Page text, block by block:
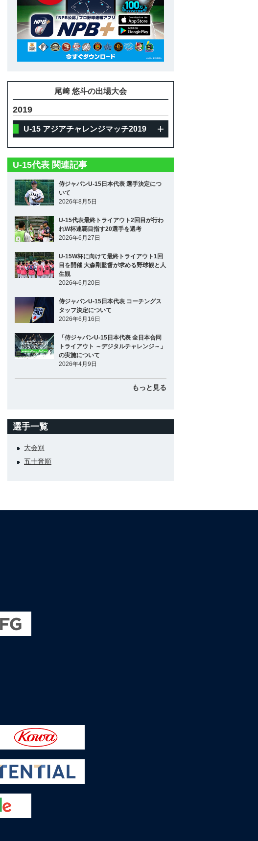
尾﨑 悠斗の出場大会
2019
U-15 アジアチャレンジマッチ2019
U-15代表 関連記事
侍ジャパンU-15日本代表 選手決定につ
いて
2026年8月5日
U-15代表最終トライアウト2回目が行わ
れW杯連覇目指す20選手を選考
2026年6月27日
U-15W杯に向けて最終トライアウト1回
目を開催 大森剛監督が求める野球観と人
生観
2026年6月20日
侍ジャパンU-15日本代表 コーチングス
タッフ決定について
2026年6月16日
「侍ジャパンU-15日本代表 全日本合同
トライアウト ～デジタルチャレンジ～」
の実施について
2026年4月9日
もっと見る
選手一覧
大会別
五十音順